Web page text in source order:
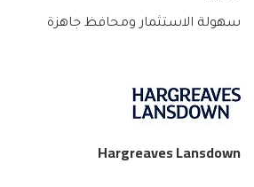
سهولة الاستثمار ومحافظ جاهزة
Hargreaves Lansdown